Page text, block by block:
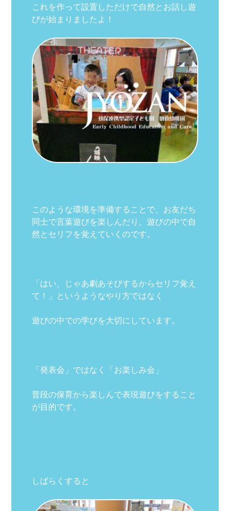
これを作って設置しただけで自然とお話し遊
びが始まりましたよ！
このような環境を準備することで、お友だち
同士で言葉遊びを楽しんだり、遊びの中で自
然とセリフを覚えていくのです。
「はい、じゃあ劇あそびするからセリフ覚え
て！」というようなやり方ではなく
遊びの中での学びを大切にしています。
「発表会」ではなく「お楽しみ会」
普段の保育から楽しんで表現遊びをすること
が目的です。
しばらくすると